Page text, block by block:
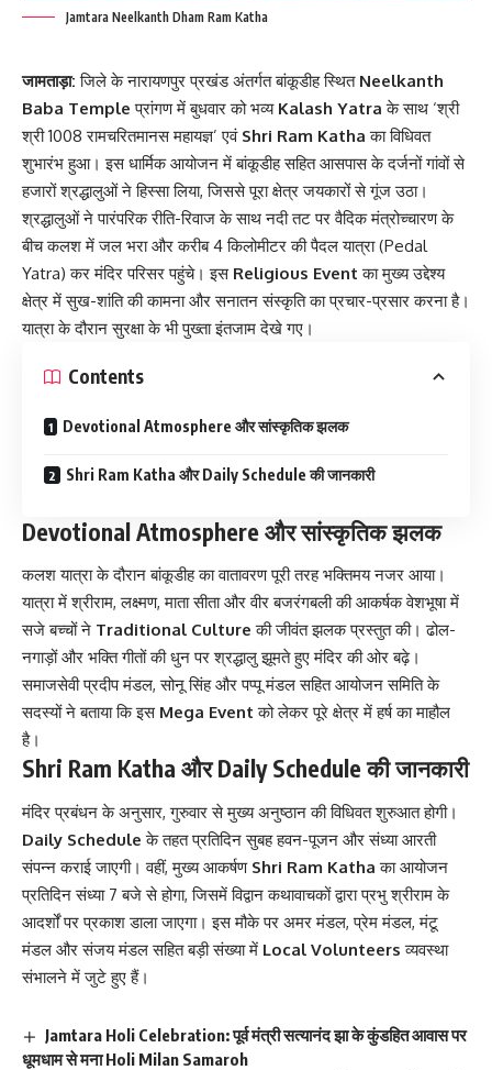
Jamtara Neelkanth Dham Ram Katha
जामताड़ा: जिले के नारायणपुर प्रखंड अंतर्गत बांकूडीह स्थित Neelkanth
Baba Temple प्रांगण में बुधवार को भव्य Kalash Yatra के साथ ‘श्री
श्री 1008 रामचरितमानस महायज्ञ’ एवं Shri Ram Katha का विधिवत
शुभारंभ हुआ। इस धार्मिक आयोजन में बांकूडीह सहित आसपास के दर्जनों गांवों से
हजारों श्रद्धालुओं ने हिस्सा लिया, जिससे पूरा क्षेत्र जयकारों से गूंज उठा।
श्रद्धालुओं ने पारंपरिक रीति-रिवाज के साथ नदी तट पर वैदिक मंत्रोच्चारण के
बीच कलश में जल भरा और करीब 4 किलोमीटर की पैदल यात्रा (Pedal
Yatra) कर मंदिर परिसर पहुंचे। इस Religious Event का मुख्य उद्देश्य
क्षेत्र में सुख-शांति की कामना और सनातन संस्कृति का प्रचार-प्रसार करना है।
यात्रा के दौरान सुरक्षा के भी पुख्ता इंतजाम देखे गए।
Contents
Devotional Atmosphere और सांस्कृतिक झलक
Shri Ram Katha और Daily Schedule की जानकारी
Devotional Atmosphere और सांस्कृतिक झलक
कलश यात्रा के दौरान बांकूडीह का वातावरण पूरी तरह भक्तिमय नजर आया।
यात्रा में श्रीराम, लक्ष्मण, माता सीता और वीर बजरंगबली की आकर्षक वेशभूषा में
सजे बच्चों ने Traditional Culture की जीवंत झलक प्रस्तुत की। ढोल-
नगाड़ों और भक्ति गीतों की धुन पर श्रद्धालु झूमते हुए मंदिर की ओर बढ़े।
समाजसेवी प्रदीप मंडल, सोनू सिंह और पप्पू मंडल सहित आयोजन समिति के
सदस्यों ने बताया कि इस Mega Event को लेकर पूरे क्षेत्र में हर्ष का माहौल
है।
Shri Ram Katha और Daily Schedule की जानकारी
मंदिर प्रबंधन के अनुसार, गुरुवार से मुख्य अनुष्ठान की विधिवत शुरुआत होगी।
Daily Schedule के तहत प्रतिदिन सुबह हवन-पूजन और संध्या आरती
संपन्न कराई जाएगी। वहीं, मुख्य आकर्षण Shri Ram Katha का आयोजन
प्रतिदिन संध्या 7 बजे से होगा, जिसमें विद्वान कथावाचकों द्वारा प्रभु श्रीराम के
आदर्शों पर प्रकाश डाला जाएगा। इस मौके पर अमर मंडल, प्रेम मंडल, मंटू
मंडल और संजय मंडल सहित बड़ी संख्या में Local Volunteers व्यवस्था
संभालने में जुटे हुए हैं।
Jamtara Holi Celebration: पूर्व मंत्री सत्यानंद झा के कुंडहित आवास पर
धूमधाम से मना Holi Milan Samaroh